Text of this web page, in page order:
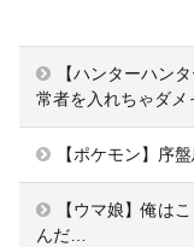
【ハンターハン
常者を入れちゃダメ
【ポケモン】序
【ウマ娘】俺は
んだ…